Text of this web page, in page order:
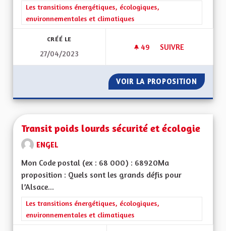
Filtrer les résultats de la catégorie : Les transitions
Les transitions énergétiques, écologiques,
environnementales et climatiques
CRÉÉ LE
27/04/2023
49 49 ABONNÉS
SUIVRE
VOIR LA PROPOSITION
Transit poids lourds sécurité et écologie
ENGEL
Mon Code postal (ex : 68 000) : 68920Ma
proposition : Quels sont les grands défis pour
l’Alsace...
Filtrer les résultats de la catégorie : Les transitions
Les transitions énergétiques, écologiques,
environnementales et climatiques